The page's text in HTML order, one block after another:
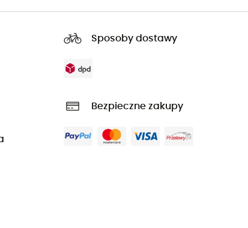
Sposoby dostawy
Bezpieczne zakupy